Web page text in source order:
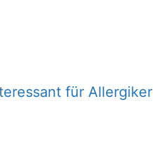
für Allergiker